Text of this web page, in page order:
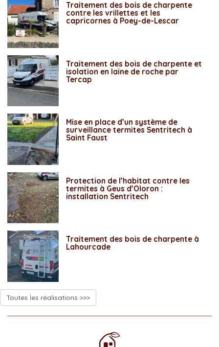
Traitement des bois de charpente
contre les vrillettes et les
capricornes à Poey-de-Lescar
Traitement des bois de charpente et
isolation en laine de roche par
Tercap
Mise en place d’un système de
surveillance termites Sentritech à
Saint Faust
Protection de l’habitat contre les
termites à Geus d’Oloron :
installation Sentritech
Traitement des bois de charpente à
Lahourcade
Toutes les réalisations >>>